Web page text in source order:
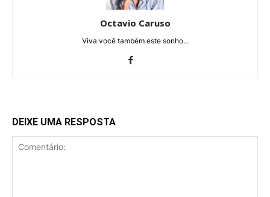
Octavio Caruso
Viva você também este sonho...
DEIXE UMA RESPOSTA